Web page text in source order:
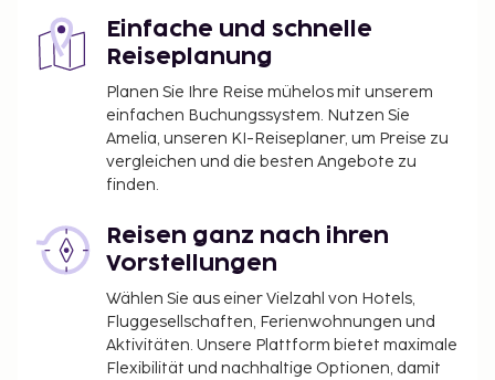
Einfache und schnelle
Reiseplanung
Planen Sie Ihre Reise mühelos mit unserem
einfachen Buchungssystem. Nutzen Sie
Amelia, unseren KI-Reiseplaner, um Preise zu
vergleichen und die besten Angebote zu
finden.
Reisen ganz nach ihren
Vorstellungen
Wählen Sie aus einer Vielzahl von Hotels,
Fluggesellschaften, Ferienwohnungen und
Aktivitäten. Unsere Plattform bietet maximale
Flexibilität und nachhaltige Optionen, damit